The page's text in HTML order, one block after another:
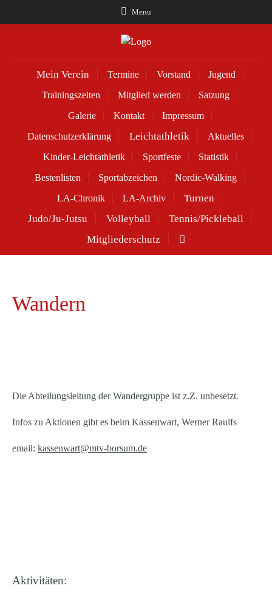
Menu
Mein Verein Termine Vorstand
Jugend
Trainingszeiten
Mitglied werden
Satzung
Galerie
Kontakt
Impressum
Datenschutzerklärung
Leichtathletik
Aktuelles
Kinder-Leichtathletik
Sportfeste
Statistik
Bestenlisten
Sportabzeichen
Nordic-Walking
LA-Chronik
LA-Archiv
Turnen
Judo/Ju-Jutsu
Volleyball
Tennis/Pickleball
Mitgliederschutz
Wandern
Die Abteilungsleitung der Wandergruppe ist z.Z. unbesetzt.
Infos zu Aktionen gibt es beim Kassenwart, Werner Raulfs
email: kassenwart@mtv-borsum.de
Aktivitäten: